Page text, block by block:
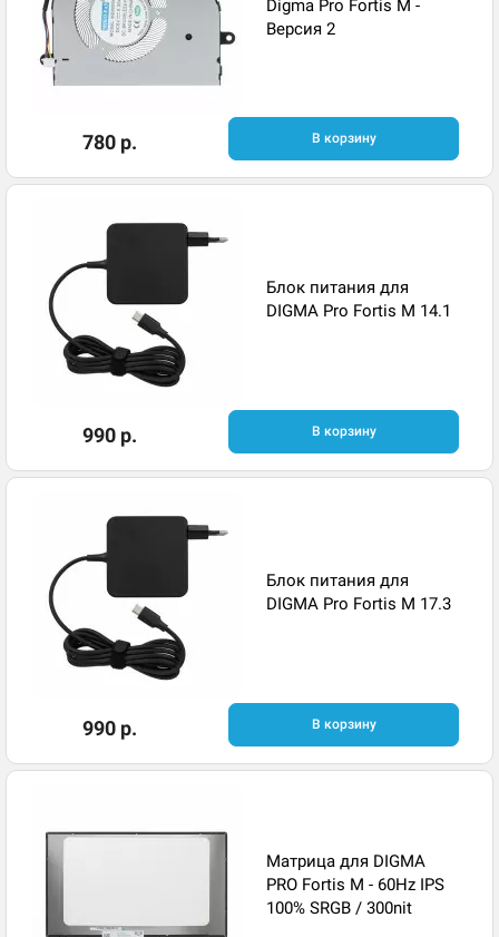
Digma Pro Fortis M -
Версия 2
780 р. В корзину
Блок питания для
DIGMA Pro Fortis M 14.1
990 р. В корзину
Блок питания для
DIGMA Pro Fortis M 17.3
990 р. В корзину
Матрица для DIGMA
PRO Fortis M - 60Hz IPS
100% SRGB / 300nit